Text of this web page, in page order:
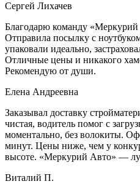
Сергей Лихачев
Благодарю команду
Отправила посылку с
упаковали идеально,
Отличные цены и никакого
Рекомендую от души.
Елена Андреевна
Заказывал доставку
чистая, водитель помог с
моментально, без волокиты.
минут. Цены ниже, чем у
высоте. «Меркурий Авто» —
Виталий П.